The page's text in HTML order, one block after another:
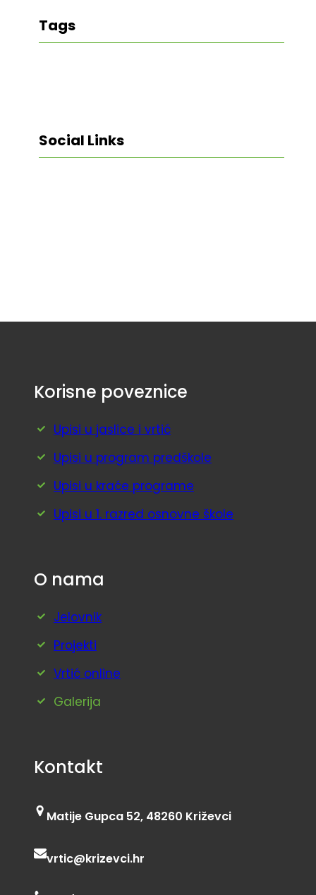
Tags
Social Links
Korisne poveznice
Upisi u jaslice i vrtić
Upisi u program predškole
Upisi u kraće programe
Upisi u 1. razred osnovne škole
O nama
Jelovnik
Projekti
Vrtić online
Galerija
Kontakt
Matije Gupca 52, 48260 Križevci
vrtic@krizevci.hr